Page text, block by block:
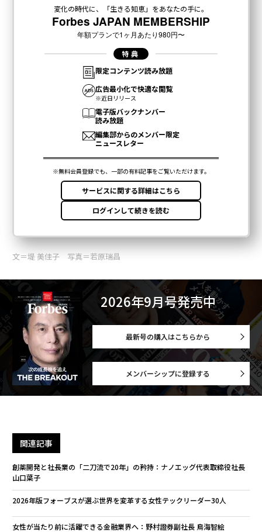
文＝堤 美佳子 写真＝若原瑞昌
2026年9月号発売中
最新号の購入はこちらから
メンバーシップに登録する
関連記事
創薬開発と社長業の「二刀流で20年」の矜持：ナノエッグ代表取締役社長
山口葉子
2026年版フォーブスが選ぶ世界を変革する女性テックリーダー30人
女性が当たり前に活躍できる金融業界へ：野村證券副社長 鳥海智絵